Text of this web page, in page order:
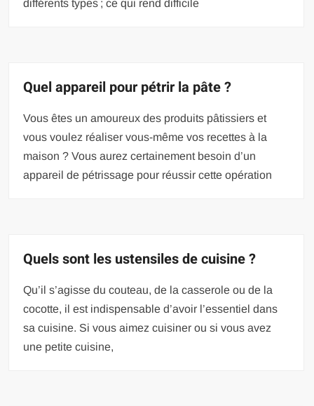
différents types ; ce qui rend difficile
Quel appareil pour pétrir la pâte ?
Vous êtes un amoureux des produits pâtissiers et
vous voulez réaliser vous-même vos recettes à la
maison ? Vous aurez certainement besoin d’un
appareil de pétrissage pour réussir cette opération
Quels sont les ustensiles de cuisine ?
Qu’il s’agisse du couteau, de la casserole ou de la
cocotte, il est indispensable d’avoir l’essentiel dans
sa cuisine. Si vous aimez cuisiner ou si vous avez
une petite cuisine,